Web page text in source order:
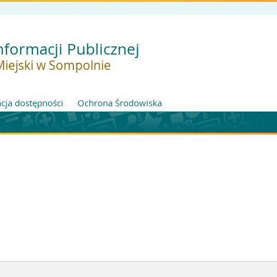
Publicznej
w Sompolnie
dostępności Ochrona Środowiska